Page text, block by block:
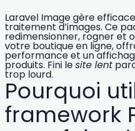
Laravel Image gère
traitement d’images. Ce
redimensionner, rogner et
votre boutique en ligne,
performance et un
produits. Fini lesite lent
trop lourd.
Pourquoi
framework